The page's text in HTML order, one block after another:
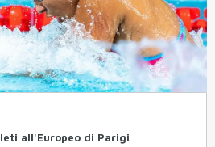
all'Europeo di Parigi